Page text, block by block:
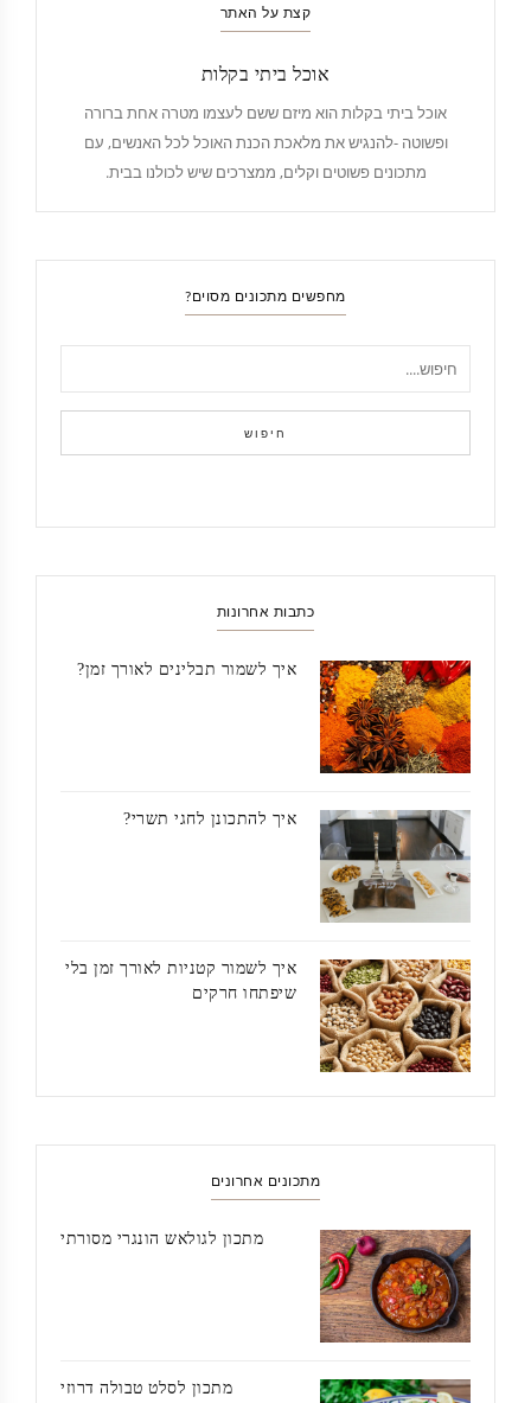
קצת על האתר
אוכל ביתי בקלות
אוכל ביתי בקלות הוא מיזם ששם לעצמו מטרה אחת ברורה
ופשוטה -להנגיש את מלאכת הכנת האוכל לכל האנשים, עם
מתכונים פשוטים וקלים, ממצרכים שיש לכולנו בבית.
מחפשים מתכונים מסוים?
חיפוש
כתבות אחרונות
איך לשמור תבלינים לאורך זמן?
איך להתכונן לחגי תשרי?
איך לשמור קטניות לאורך זמן בלי
שיפתחו חרקים
מתכונים אחרונים
מתכון לגולאש הונגרי מסורתי
מתכון לסלט טבולה דרוזי